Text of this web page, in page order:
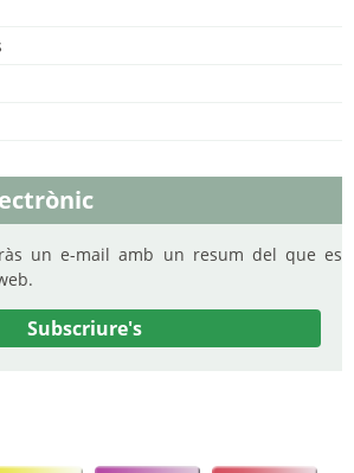
un e-mail amb un resum del que es
Subscriure's